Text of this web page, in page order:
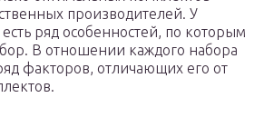
производителей. У
ряд особенностей, по которым
В отношении каждого набора
факторов, отличающих его от